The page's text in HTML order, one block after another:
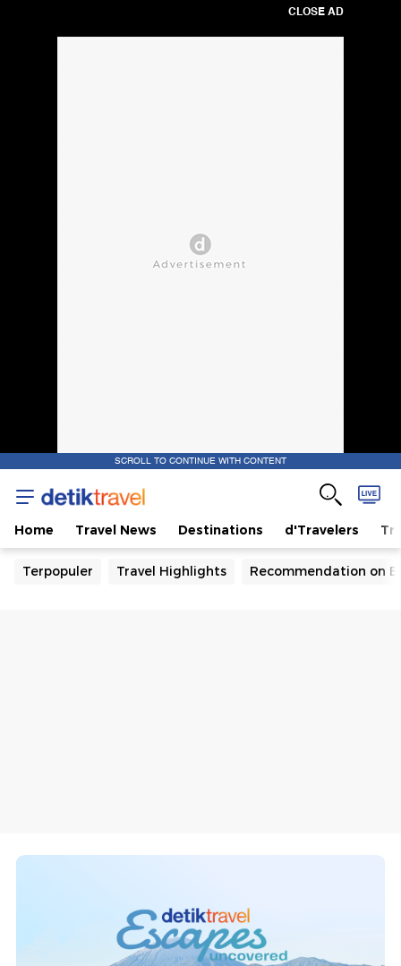
CLOSE AD
SCROLL TO CONTINUE WITH CONTENT
Home Travel News Destinations d'Travelers
Terpopuler Travel Highlights Recommendation on